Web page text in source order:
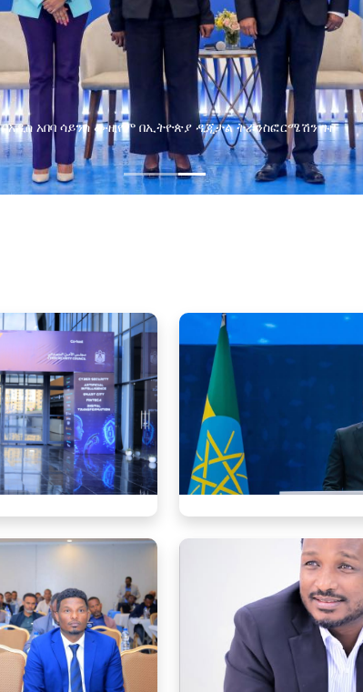
በአዲስ አበባ ሳይንስ ሙዚየም በኢትዮጵያ ዲጂታል ትራንስፎርሜሽን ጉዞ